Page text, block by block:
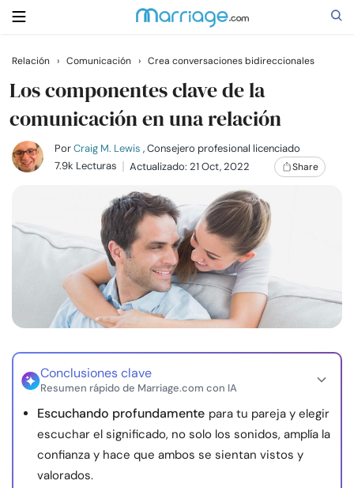
Buscar
Casarse
Familia
Cursos
Recursos
Comunidad
Encuentra un terapeuta
Relación › Comunicación › Crea conversaciones bidireccionales
Los componentes clave de la
comunicación en una relación
PorCraig M. Lewis , Consejero profesional licenciado
7.9k Lecturas
Actualizado: 21 Oct, 2022 Share
Conclusiones clave
Resumen rápido de Marriage.com con IA
Escuchando profundamente para tu pareja y elegir
escuchar el significado, no solo los sonidos, amplía la
confianza y hace que ambos se sientan vistos y
valorados.